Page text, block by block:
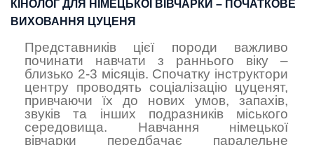
КІНОЛОГ ДЛЯ НІМЕЦЬКОЇ ВІВЧАРКИ – ПОЧАТКОВЕ
ВИХОВАННЯ ЦУЦЕНЯ
Представників цієї породи важливо
починати навчати з раннього віку –
близько 2-3 місяців. Спочатку інструктори
центру проводять соціалізацію цуценят,
привчаючи їх до нових умов, запахів,
звуків та інших подразників міського
середовища. Навчання німецької
вівчарки передбачає паралельне